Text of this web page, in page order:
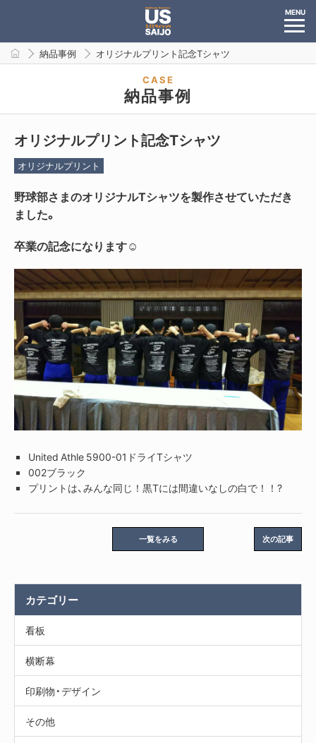
MENU
納品事例
オリジナルプリント記念Tシャツ
CASE
納品事例
オリジナルプリント記念Tシャツ
オリジナルプリント
野球部さまのオリジナルTシャツを製作させていただき
ました。
卒業の記念になります☺
United Athle 5900-01ドライTシャツ
002ブラック
プリントは、みんな同じ！黒Tには間違いなしの白で！！?
一覧をみる 次の記事
カテゴリー
看板
横断幕
印刷物・デザイン
その他